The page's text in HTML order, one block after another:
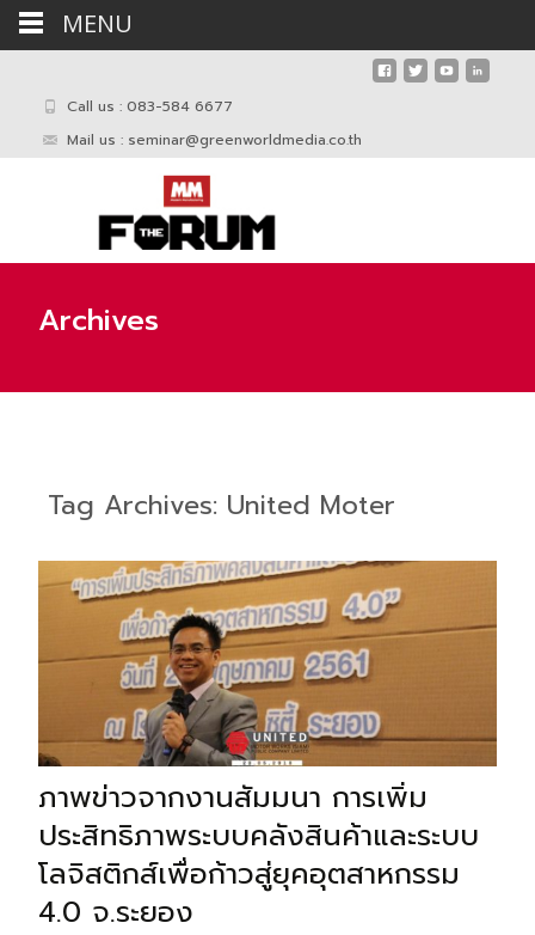
Call us : 083-584 6677
Mail us : seminar@greenworldmedia.co.th
Archives
Tag Archives: United Moter
ภาพข่าวจากงานสัมมนา การเพิ่ม
ประสิทธิภาพระบบคลังสินค้าและระบบ
โลจิสติกส์เพื่อก้าวสู่ยุคอุตสาหกรรม
4.0 จ.ระยอง
MENU